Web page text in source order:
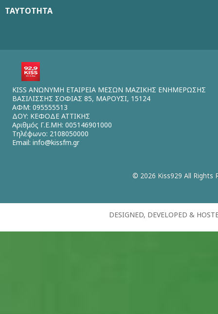
ΤΑΥΤΟΤΗΤΑ
KISS ΑΝΩΝΥΜΗ ΕΤΑΙΡΕΙΑ ΜΕΣΩΝ ΜΑΖΙΚΗΣ ΕΝΗΜΕΡΩΣΗΣ
ΒΑΣΙΛΙΣΣΗΣ ΣΟΦΙΑΣ 85, ΜΑΡΟΥΣΙ, 15124
ΑΦΜ: 095555513
ΔΟΥ: ΚΕΦΟΔΕ ΑΤΤΙΚΗΣ
Αριθμός Γ.Ε.ΜΗ: 005146901000
Τηλέφωνο: 2108050000
Email: info@kissfm.gr
© 2026 Kiss929 All Rights
DESIGNED, DEVELOPED &